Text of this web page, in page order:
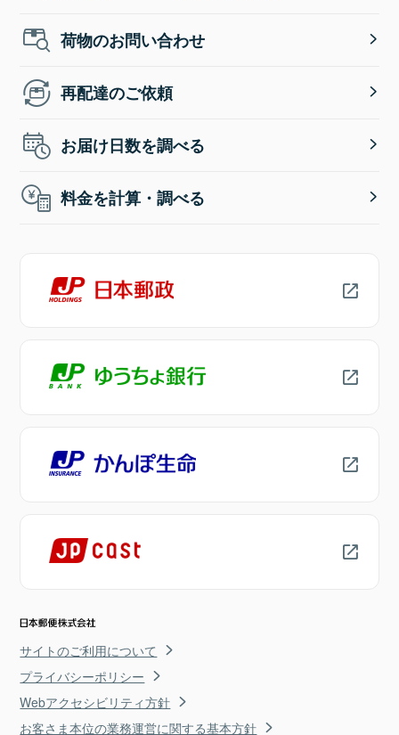
荷物のお問い合わせ
再配達のご依頼
お届け日数を調べる
料金を計算・調べる
サイトのご利用について
プライバシーポリシー
Webアクセシビリティ方針
お客さま本位の業務運営に関する基本方針